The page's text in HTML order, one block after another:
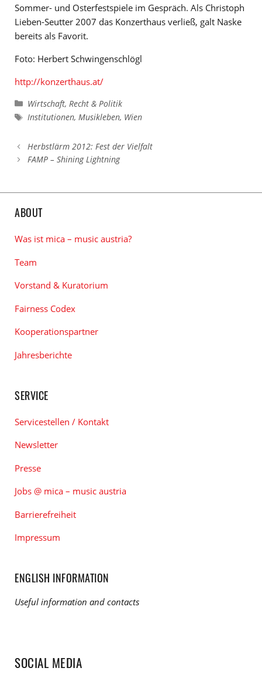
Sommer- und Osterfestspiele im Gespräch. Als Christoph
Lieben-Seutter 2007 das Konzerthaus verließ, galt Naske
bereits als Favorit.
Foto: Herbert Schwingenschlögl
http://konzerthaus.at/
Kategorien
Wirtschaft, Recht & Politik
Schlagwörter
Institutionen,Musikleben, Wien
Herbstlärm 2012: Fest der Vielfalt
FAMP – Shining Lightning
ABOUT
Was ist mica – music austria?
Team
Vorstand & Kuratorium
Fairness Codex
Kooperationspartner
Jahresberichte
SERVICE
Servicestellen / Kontakt
Newsletter
Presse
Jobs @ mica – music austria
Barrierefreiheit
Impressum
ENGLISH INFORMATION
Useful information and contacts
SOCIAL MEDIA